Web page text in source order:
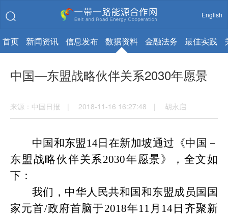
English
首页 新闻资讯 信息发布 数据资料 金融法务 最佳实践
中国—东盟战略伙伴关系2030年愿景
来源：中国日报 | 2018-11-16 16:27:48 | 胡永启
中国和东盟 14日在新加坡通过《中国－
东盟战略伙伴关系2030年愿景》，全文如
下：
我们，中华人民共和国和东盟成员国国
家元首/政府首脑于2018年11月14日齐聚新